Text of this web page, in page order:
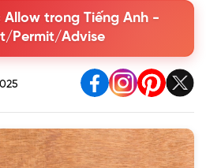
Allow trong Tiếng Anh
Permit, Advise dễ dàng
trong Tiếng Anh -
Permit/Advise